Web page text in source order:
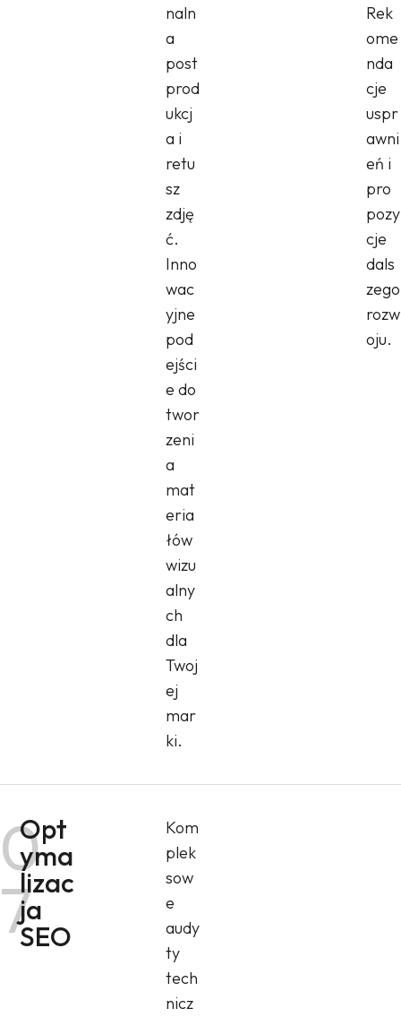
naln
a
post
prod
ukcj
a i
retu
sz
zdję
ć.
Inno
wac
yjne
pod
ejści
e do
twor
zeni
a
mat
eria
łów
wizu
alny
ch
dla
Twoj
ej
mar
ki.
Rek
ome
nda
cje
uspr
awni
eń i
pro
pozy
cje
dals
zego
rozw
oju.
0
7
Opt
yma
lizac
ja
SEO
Kom
plek
sow
e
audy
ty
tech
nicz